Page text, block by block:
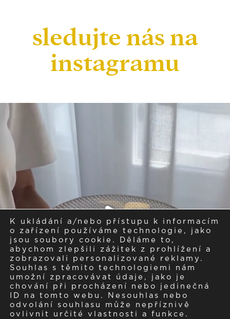
sledujte nás na
instagramu
K ukládání a/nebo přístupu k informacím
o zařízení používáme technologie, jako
jsou soubory cookie. Děláme to,
abychom zlepšili zážitek z prohlížení a
zobrazovali personalizované reklamy.
Souhlas s těmito technologiemi nám
umožní zpracovávat údaje, jako je
chování při procházení nebo jedinečná
ID na tomto webu. Nesouhlas nebo
odvolání souhlasu může nepříznivě
ovlivnit určité vlastnosti a funkce.